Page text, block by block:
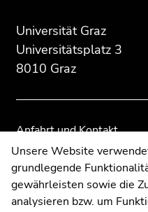
Seitenbereichs:
Zusatzinformationen:
Universität Graz
Universitätsplatz 3
8010 Graz
Anfahrt und Kontakt
Kommunikation und
Moodle
UNIGRAZonline
Impressum
Seitenbereichs.
Übersicht
Seitenbereiche
Seitenbereichs.
Übersicht
Seitenbereiche
Unsere Website
grundlegende
gewährleisten sowie die
analysieren bzw. um